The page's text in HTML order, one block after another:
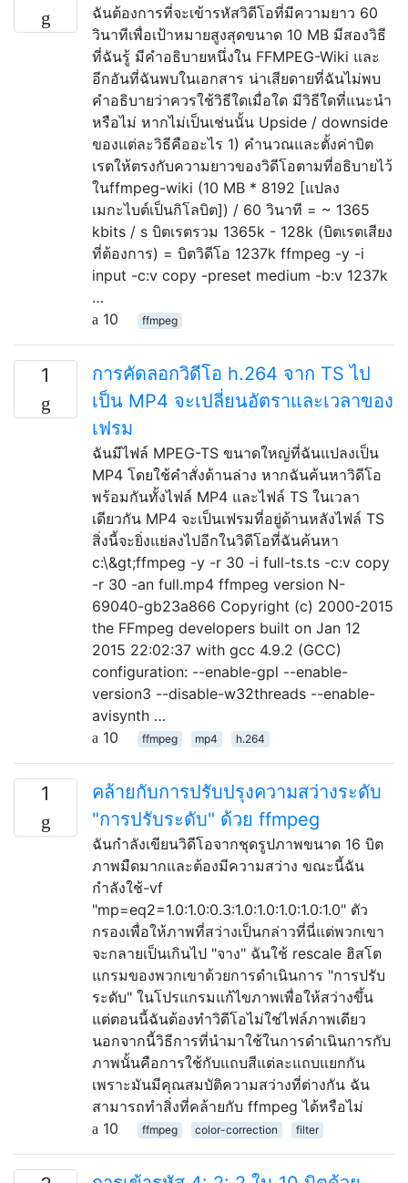
ฉันต้องการที่จะเข้ารหัสวิดีโอที่มีความยาว 60
วินาทีเพื่อเป้าหมายสูงสุดขนาด 10 MB มีสองวิธี
ที่ฉันรู้ มีคำอธิบายหนึ่งใน FFMPEG-Wiki และ
อีกอันที่ฉันพบในเอกสาร น่าเสียดายที่ฉันไม่พบ
คำอธิบายว่าควรใช้วิธีใดเมื่อใด มีวิธีใดที่แนะนำ
หรือไม่ หากไม่เป็นเช่นนั้น Upside / downside
ของแต่ละวิธีคืออะไร 1) คำนวณและตั้งค่าบิต
เรตให้ตรงกับความยาวของวิดีโอตามที่อธิบายไว้
ในffmpeg-wiki (10 MB * 8192 [แปลง
เมกะไบต์เป็นกิโลบิต]) / 60 วินาที = ~ 1365
kbits / s บิตเรตรวม 1365k - 128k (บิตเรตเสียง
ที่ต้องการ) = บิตวิดีโอ 1237k ffmpeg -y -i
input -c:v copy -preset medium -b:v 1237k
…
10
ffmpeg
1
การคัดลอกวิดีโอ h.264 จาก TS ไป
เป็น MP4 จะเปลี่ยนอัตราและเวลาของ
เฟรม
ฉันมีไฟล์ MPEG-TS ขนาดใหญ่ที่ฉันแปลงเป็น
MP4 โดยใช้คำสั่งด้านล่าง หากฉันค้นหาวิดีโอ
พร้อมกันทั้งไฟล์ MP4 และไฟล์ TS ในเวลา
เดียวกัน MP4 จะเป็นเฟรมที่อยู่ด้านหลังไฟล์ TS
สิ่งนี้จะยิ่งแย่ลงไปอีกในวิดีโอที่ฉันค้นหา
c:\&gt;ffmpeg -y -r 30 -i full-ts.ts -c:v copy
-r 30 -an full.mp4 ffmpeg version N-
69040-gb23a866 Copyright (c) 2000-2015
the FFmpeg developers built on Jan 12
2015 22:02:37 with gcc 4.9.2 (GCC)
configuration: --enable-gpl --enable-
version3 --disable-w32threads --enable-
avisynth …
10
ffmpeg mp4 h.264
1
คล้ายกับการปรับปรุงความสว่างระดับ
"การปรับระดับ" ด้วย ffmpeg
ฉันกำลังเขียนวิดีโอจากชุดรูปภาพขนาด 16 บิต
ภาพมืดมากและต้องมีความสว่าง ขณะนี้ฉัน
กำลังใช้-vf
"mp=eq2=1.0:1.0:0.3:1.0:1.0:1.0:1.0:1.0" ตัว
กรองเพื่อให้ภาพที่สว่างเป็นกล่าวที่นี่แต่พวกเขา
จะกลายเป็นเกินไป "จาง" ฉันใช้ rescale ฮิสโต
แกรมของพวกเขาด้วยการดำเนินการ "การปรับ
ระดับ" ในโปรแกรมแก้ไขภาพเพื่อให้สว่างขึ้น
แต่ตอนนี้ฉันต้องทำวิดีโอไม่ใช่ไฟล์ภาพเดียว
นอกจากนี้วิธีการที่นำมาใช้ในการดำเนินการกับ
ภาพนั้นคือการใช้กับแถบสีแต่ละแถบแยกกัน
เพราะมันมีคุณสมบัติความสว่างที่ต่างกัน ฉัน
สามารถทำสิ่งที่คล้ายกับ ffmpeg ได้หรือไม่
10
ffmpeg color-correction filter